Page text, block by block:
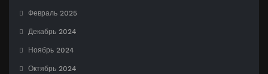
Февраль 2025
Декабрь 2024
Ноябрь 2024
Октябрь 2024